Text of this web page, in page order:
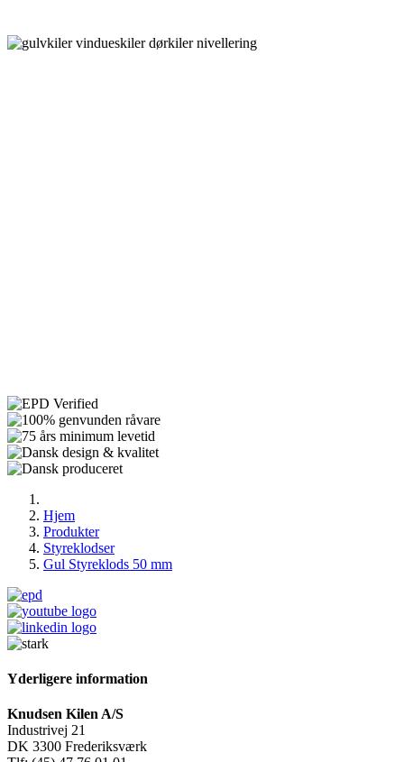
Hjem
Produkter
Styreklodser
Gul Styreklods 50 mm
Yderligere information
Knudsen Kilen A/S
Industrivej 21
DK 3300 Frederiksværk